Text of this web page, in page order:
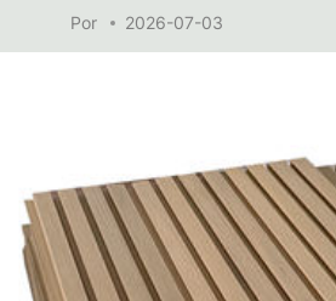
Por 2026-07-03